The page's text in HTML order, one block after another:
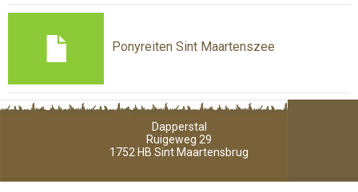
Ponyreiten Sint Maartenszee
Dapperstal
Ruigeweg 29
1752 HB Sint Maartensbrug